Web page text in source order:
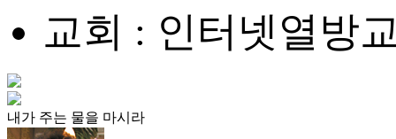
교회 : 인터넷열방
내가 주는 물을 마시라